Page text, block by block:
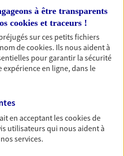
comme vous. Le
votre sérénité en
tient à coeur.
TARIF EN LIGNE
de la Vie
à être transparents
cookies et traceurs !
sur ces petits fichiers
decookies. Ils nous aident à
pour garantir la sécurité
en ligne, dans le
en acceptant lescookiesde
utilisateurs qui nous aident à
services.